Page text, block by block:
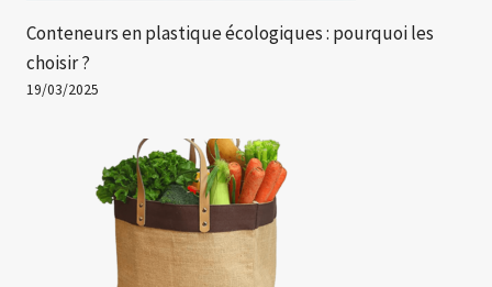
Conteneurs en plastique écologiques : pourquoi les
choisir ?
19/03/2025